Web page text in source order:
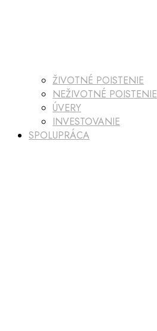
ŽIVOTNÉ POISTENIE
NEŽIVOTNÉ POISTENIE
ÚVERY
INVESTOVANIE
SPOLUPRÁCA